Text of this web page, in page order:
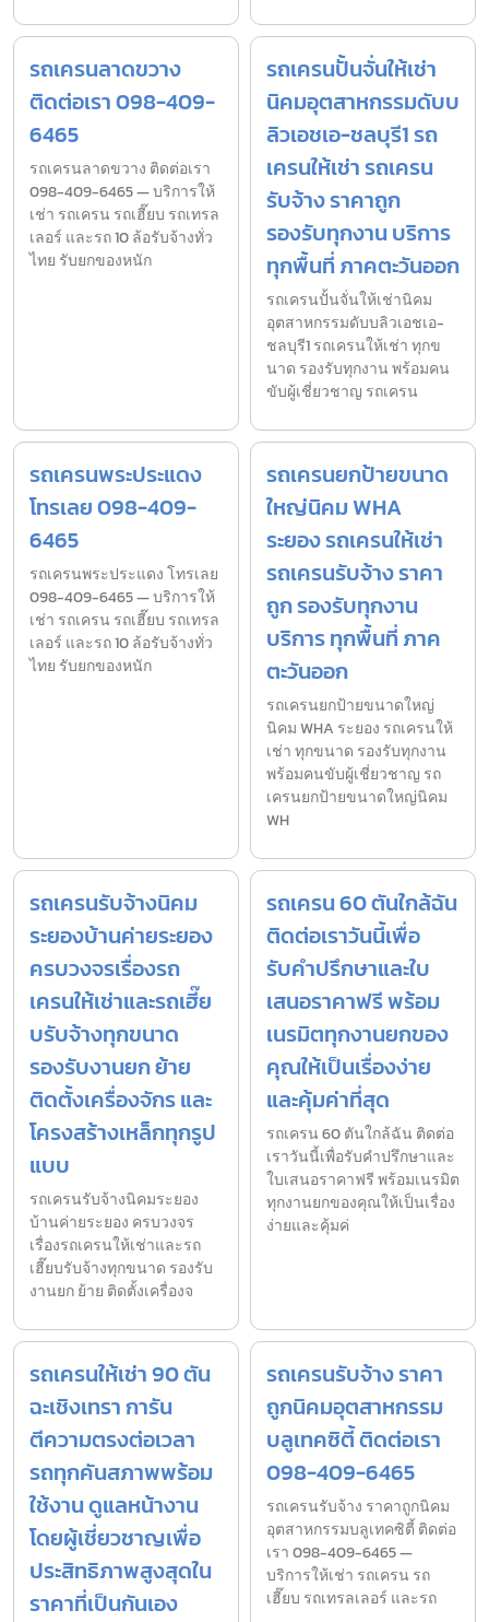
รถเครนลาดขวาง
ติดต่อเรา 098-409-
6465
รถเครนลาดขวาง ติดต่อเรา
098-409-6465 — บริการให้
เช่า รถเครน รถเฮี๊ยบ รถเทรล
เลอร์ และรถ 10 ล้อรับจ้างทั่ว
ไทย รับยกของหนัก
รถเครนปั้นจั่นให้เช่า
นิคมอุตสาหกรรมดับบ
ลิวเอชเอ-ชลบุรี1 รถ
เครนให้เช่า รถเครน
รับจ้าง ราคาถูก
รองรับทุกงาน บริการ
ทุกพื้นที่ ภาคตะวันออก
รถเครนปั้นจั่นให้เช่านิคม
อุตสาหกรรมดับบลิวเอชเอ-
ชลบุรี1 รถเครนให้เช่า ทุกข
นาด รองรับทุกงาน พร้อมคน
ขับผู้เชี่ยวชาญ รถเครน
รถเครนพระประแดง
โทรเลย 098-409-
6465
รถเครนพระประแดง โทรเลย
098-409-6465 — บริการให้
เช่า รถเครน รถเฮี๊ยบ รถเทรล
เลอร์ และรถ 10 ล้อรับจ้างทั่ว
ไทย รับยกของหนัก
รถเครนยกป้ายขนาด
ใหญ่นิคม WHA
ระยอง รถเครนให้เช่า
รถเครนรับจ้าง ราคา
ถูก รองรับทุกงาน
บริการ ทุกพื้นที่ ภาค
ตะวันออก
รถเครนยกป้ายขนาดใหญ่
นิคม WHA ระยอง รถเครนให้
เช่า ทุกขนาด รองรับทุกงาน
พร้อมคนขับผู้เชี่ยวชาญ รถ
เครนยกป้ายขนาดใหญ่นิคม
WH
รถเครนรับจ้างนิคม
ระยองบ้านค่ายระยอง
ครบวงจรเรื่องรถ
เครนให้เช่าและรถเฮี๊ย
บรับจ้างทุกขนาด
รองรับงานยก ย้าย
ติดตั้งเครื่องจักร และ
โครงสร้างเหล็กทุกรูป
แบบ
รถเครนรับจ้างนิคมระยอง
บ้านค่ายระยอง ครบวงจร
เรื่องรถเครนให้เช่าและรถ
เฮี๊ยบรับจ้างทุกขนาด รองรับ
งานยก ย้าย ติดตั้งเครื่องจ
รถเครน 60 ตันใกล้ฉัน
ติดต่อเราวันนี้เพื่อ
รับคำปรึกษาและใบ
เสนอราคาฟรี พร้อม
เนรมิตทุกงานยกของ
คุณให้เป็นเรื่องง่าย
และคุ้มค่าที่สุด
รถเครน 60 ตันใกล้ฉัน ติดต่อ
เราวันนี้เพื่อรับคำปรึกษาและ
ใบเสนอราคาฟรี พร้อมเนรมิต
ทุกงานยกของคุณให้เป็นเรื่อง
ง่ายและคุ้มค่
รถเครนให้เช่า 90 ตัน
ฉะเชิงเทรา การัน
ตีความตรงต่อเวลา
รถทุกคันสภาพพร้อม
ใช้งาน ดูแลหน้างาน
โดยผู้เชี่ยวชาญเพื่อ
ประสิทธิภาพสูงสุดใน
ราคาที่เป็นกันเอง
รถเครนรับจ้าง ราคา
ถูกนิคมอุตสาหกรรม
บลูเทคซิตี้ ติดต่อเรา
098-409-6465
รถเครนรับจ้าง ราคาถูกนิคม
อุตสาหกรรมบลูเทคซิตี้ ติดต่อ
เรา 098-409-6465 —
บริการให้เช่า รถเครน รถ
เฮี๊ยบ รถเทรลเลอร์ และรถ